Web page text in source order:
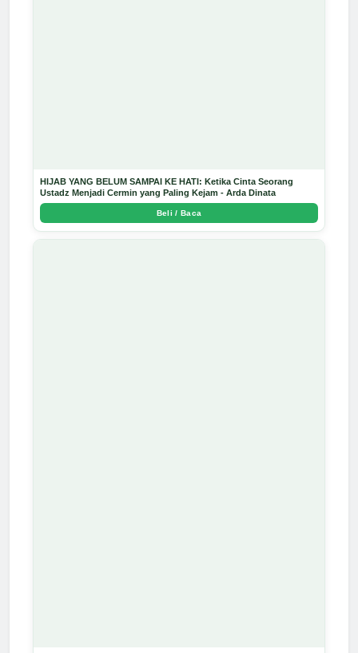
HIJAB YANG BELUM SAMPAI KE HATI: Ketika Cinta Seorang
Ustadz Menjadi Cermin yang Paling Kejam - Arda Dinata
Beli / Baca